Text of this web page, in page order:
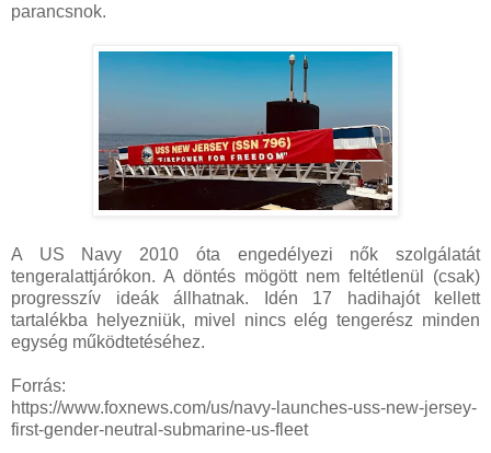
parancsnok.
A US Navy 2010 óta engedélyezi nők szolgálatát
tengeralattjárókon. A döntés mögött nem feltétlenül (csak)
progresszív ideák állhatnak. Idén 17 hadihajót kellett
tartalékba helyezniük, mivel nincs elég tengerész minden
egység működtetéséhez.
Forrás:
https://www.foxnews.com/us/navy-launches-uss-new-jersey-
first-gender-neutral-submarine-us-fleet